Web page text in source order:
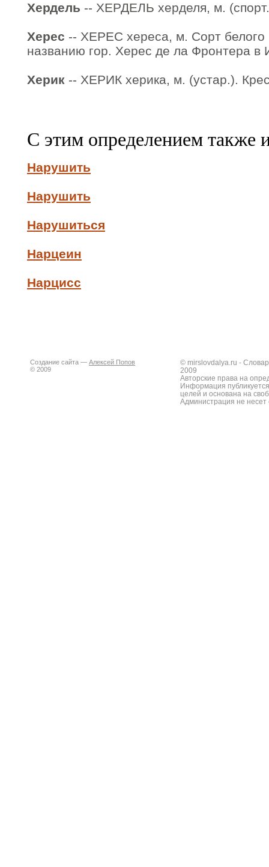
Хердель -- ХЕРДЕЛЬ херделя, м.
Херес -- ХЕРЕС хереса, м. Сорт белого
названию гор. Херес де ла Фронтера в
Херик -- ХЕРИК херика, м. (устар.).
С этим определением также
Нарушить
Нарушить
Нарушиться
Нарцеин
Нарцисс
Создание сайта — Алексей Попов
© 2009
© mirslovdalya.ru -
2009
Авторские права на
Информация
целей и основана на
Администрация не несет